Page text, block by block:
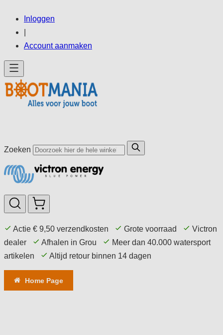
de
inhoud
Inloggen
Account aanmaken
Zoeken
Actie € 9,50 verzendkosten Grote voorraad
Victron
dealer
Afhalen in Grou
Meer dan 40.000 watersport
artikelen
Altijd retour binnen 14 dagen
Home Page